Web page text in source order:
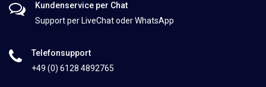
Kundenservice per Chat
Support per LiveChat oder WhatsApp
Telefonsupport
+49 (0) 6128 4892765